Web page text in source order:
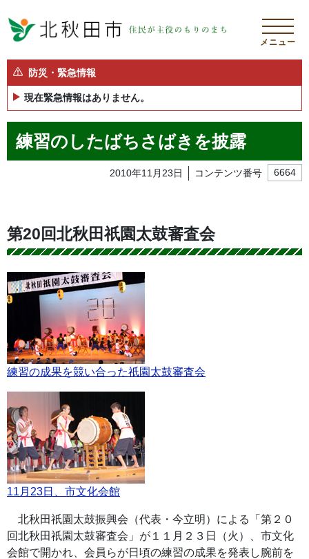
メニュー
防災・緊急情報
現在緊急情報はありません。
練習のしたばちさばきを披露
2010年11月23日 コンテンツ番号 6664
第20回北秋田祇園太鼓審査会
練習の成果を競い合った祇園太鼓審査会
11月23日、市文化会館
北秋田祇園太鼓振興会（代表・今立明）による「第２０
回北秋田祇園太鼓審査会」が１１月２３日（火）、市文化
会館で開かれ、会員らが日頃の練習の成果を発表し腕前を